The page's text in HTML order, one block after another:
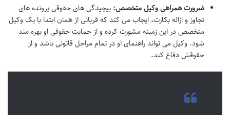
ضرورت همراهی وکیل متخصص: پیچیدگی های حقوقی پرونده های
تجاوز و ازاله بکارت، ایجاب می کند که قربانی از همان ابتدا با یک وکیل
متخصص در این زمینه مشورت کرده و از حمایت حقوقی او بهره مند
شود. وکیل می تواند راهنمای او در تمام مراحل قانونی باشد و از
حقوقش دفاع کند.